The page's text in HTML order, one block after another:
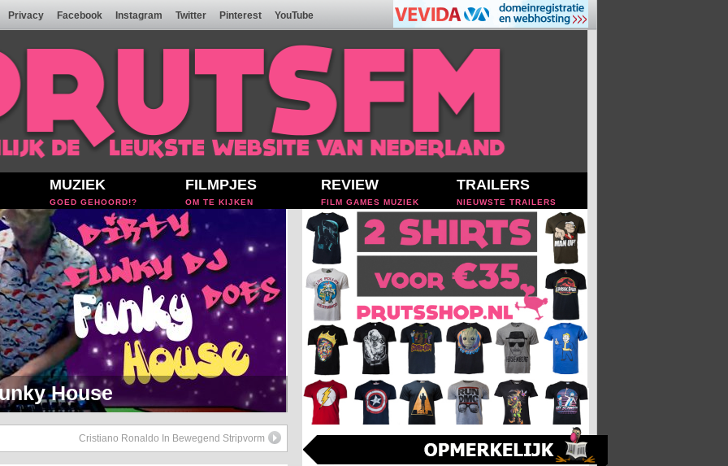
Privacy Facebook Instagram Twitter Pinterest YouTube
MUZIEK
GOED GEHOORD!?
FILMPJES
OM TE KIJKEN
REVIEW
FILM GAMES MUZIEK
TRAILERS
NIEUWSTE TRAILERS
Soul Setje
Cristiano Ronaldo In Bewegend Stripvorm